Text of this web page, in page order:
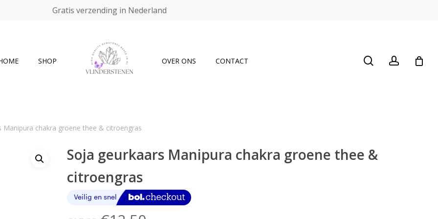
Gratis verzending in Nederland
SHOP OVER ONS CONTACT searchaccount
Manipura chakra groene thee & citroengras
Soja geurkaars Manipura chakra groene thee &
citroengras